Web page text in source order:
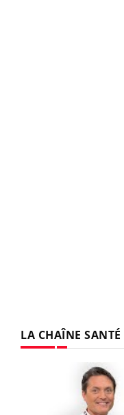
LA CHAÎNE SANTÉ